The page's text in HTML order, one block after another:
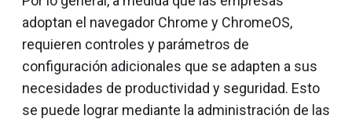
Incluir políticas obsoletas
adoptan el navegador Chrome y ChromeOS,
requieren controles y parámetros de
configuración adicionales que se adapten a sus
necesidades de productividad y seguridad. Esto
se puede lograr mediante la administración de las